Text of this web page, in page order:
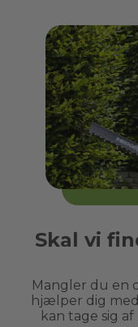
Skal vi
Mangler du en
hjælper dig
kan tage sig